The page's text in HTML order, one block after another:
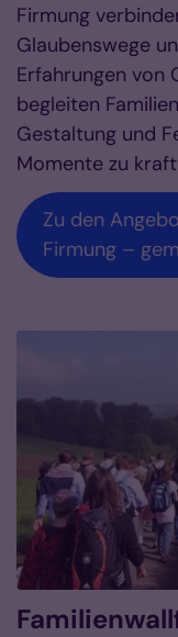
Firmung
Glaubenswege
Erfahrungen von
begleiten
Gestaltung und
Momente zu
Zu den
Firmung –